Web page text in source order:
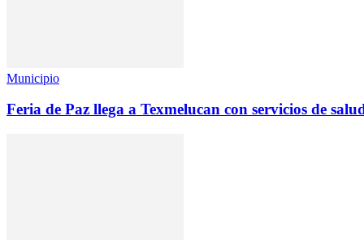
Municipio
Feria de Paz llega a Texmelucan con servicios de